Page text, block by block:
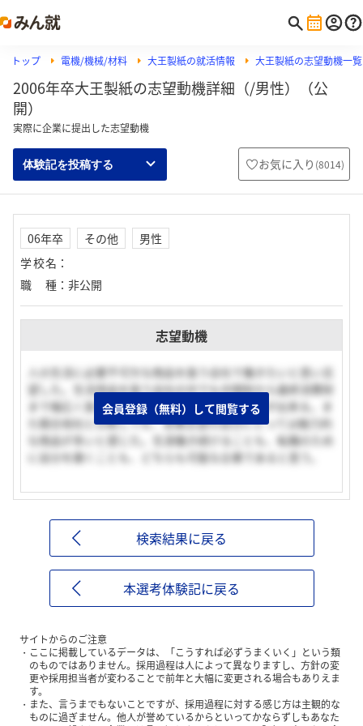
トップ 電機/機械/材料 大王製紙の就活情報 大王製紙の志望動機一覧
2006年卒大王製紙の志望動機詳細（/男性）（公
開）
実際に企業に提出した志望動機
体験記を投稿する お気に入り (8014)
06年卒 その他
男性
学校名 ：
職種 ： 非公開
志望動機
人の生活に必要不可欠な商品を扱う会社で働きたいと思い志
望した。生活用品を扱う会社の中でも中間財から最終消費財
まで幅広く扱う事で、幅広い仕事に関わることが出来る。ま
た競合他社と比較しても、営業志望の自分にとっては魅力的
な商品が多いと感じた。生涯働き続けることも、転職のため
に自分を磨くことも、どちらも可能な企業であると思う。
会員登録（無料）して閲覧する
検索結果に戻る
本選考体験記に戻る
サイトからのご注意
ここに掲載しているデータは、「こうすれば必ずうまくいく」という類
のものではありません。採用過程は人によって異なりますし、方針の変
更や採用担当者が変わることで前年と大幅に変更される場合もありえま
す。
また、言うまでもないことですが、採用過程に対する感じ方は主観的な
ものに過ぎません。他人が誉めているからといってかならずしもあなた